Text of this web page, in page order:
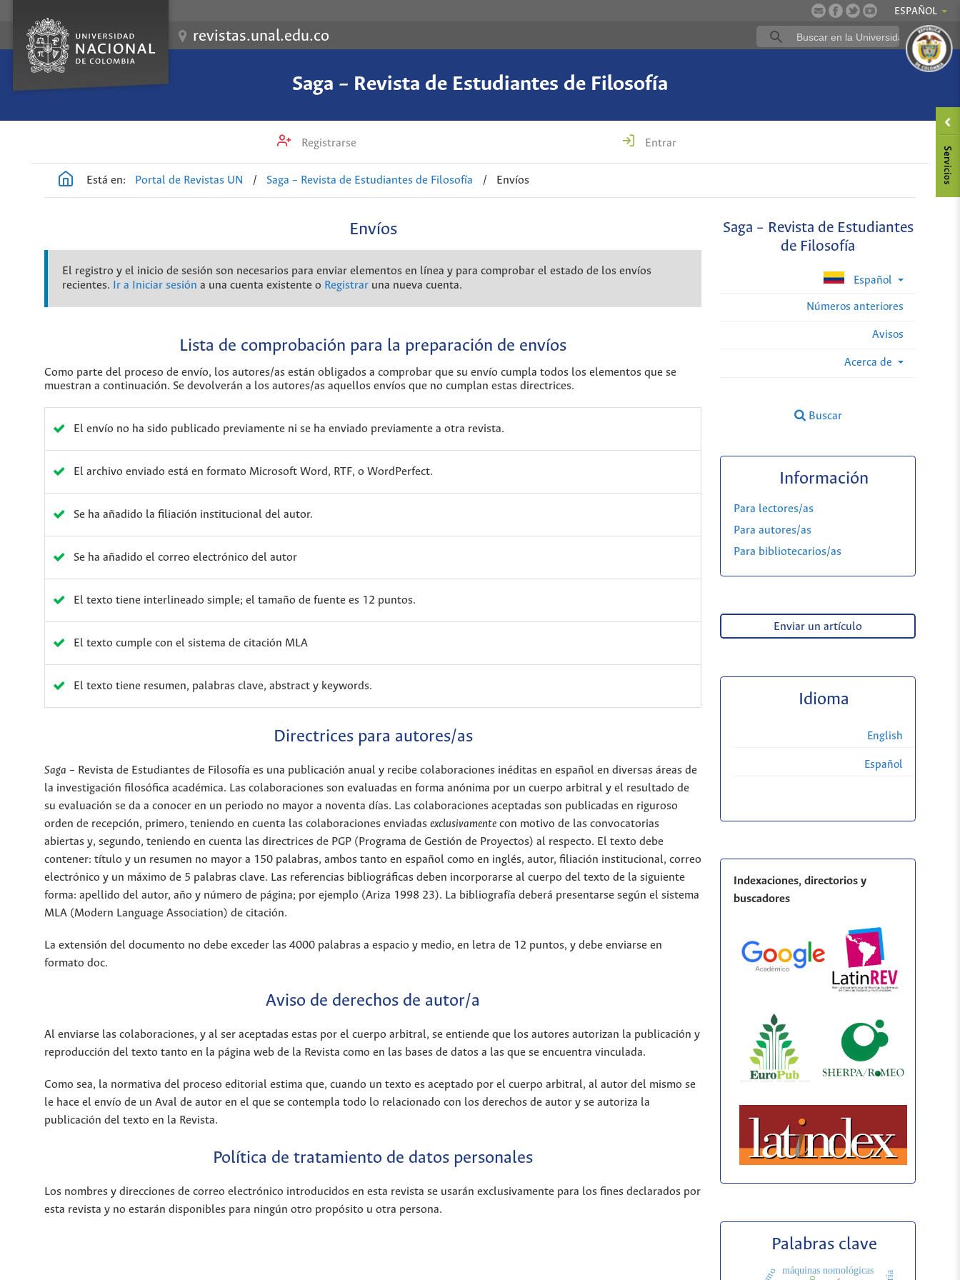
ESPAÑOL
revistas.unal.edu.co
Saga – Revista de Estudiantes de Filosofía
Registrarse Entrar
Está en: Portal de Revistas UN / Saga – Revista de Estudiantes de Filosofía / Envíos
Saga – Revista de Estudiantes
de Filosofía
Español
Números anteriores
Avisos
Acerca de
Buscar
Envíos
El registro y el inicio de sesión son necesarios para enviar elementos en línea y para comprobar el estado de los envíos
recientes.
Ir a Iniciar sesión a una cuenta existente o Registrar una nueva cuenta.
Lista de comprobación para la preparación de envíos
Como parte del proceso de envío, los autores/as están obligados a comprobar que su envío cumpla todos los elementos que se
muestran a continuación. Se devolverán a los autores/as aquellos envíos que no cumplan estas directrices.
El envío no ha sido publicado previamente ni se ha enviado previamente a otra revista.
El archivo enviado está en formato Microsoft Word, RTF, o WordPerfect.
Se ha añadido la filiación institucional del autor.
Se ha añadido el correo electrónico del autor
El texto tiene interlineado simple; el tamaño de fuente es 12 puntos.
El texto cumple con el sistema de citación MLA
El texto tiene resumen, palabras clave, abstract y keywords.
Directrices para autores/as
Saga – Revista de Estudiantes de Filosofía es una publicación anual y recibe colaboraciones inéditas en español en diversas áreas de
la investigación filosófica académica. Las colaboraciones son evaluadas en forma anónima por un cuerpo arbitral y el resultado de
su evaluación se da a conocer en un periodo no mayor a noventa días. Las colaboraciones aceptadas son publicadas en riguroso
orden de recepción, primero, teniendo en cuenta las colaboraciones enviadas exclusivamente con motivo de las convocatorias
abiertas y, segundo, teniendo en cuenta las directrices de PGP (Programa de Gestión de Proyectos) al respecto. El texto debe
contener: título y un resumen no mayor a 150 palabras, ambos tanto en español como en inglés, autor, filiación institucional, correo
electrónico y un máximo de 5 palabras clave. Las referencias bibliográficas deben incorporarse al cuerpo del texto de la siguiente
forma: apellido del autor, año y número de página; por ejemplo (Ariza 1998 23). La bibliografía deberá presentarse según el sistema
MLA (Modern Language Association) de citación.
La extensión del documento no debe exceder las 4000 palabras a espacio y medio, en letra de 12 puntos, y debe enviarse en
formato doc.
Aviso de derechos de autor/a
Al enviarse las colaboraciones, y al ser aceptadas estas por el cuerpo arbitral, se entiende que los autores autorizan la publicación y
reproducción del texto tanto en la página web de la Revista como en las bases de datos a las que se encuentra vinculada.
Como sea, la normativa del proceso editorial estima que, cuando un texto es aceptado por el cuerpo arbitral, al autor del mismo se
le hace el envío de un Aval de autor en el que se contempla todo lo relacionado con los derechos de autor y se autoriza la
publicación del texto en la Revista.
Política de tratamiento de datos personales
Los nombres y direcciones de correo electrónico introducidos en esta revista se usarán exclusivamente para los fines declarados por
esta revista y no estarán disponibles para ningún otro propósito u otra persona.
Información
Para lectores/as
Para autores/as
Para bibliotecarios/as
Enviar un artículo
Idioma
English
Español
Indexaciones, directorios y
buscadores
Palabras clave
máquinas nomológicas